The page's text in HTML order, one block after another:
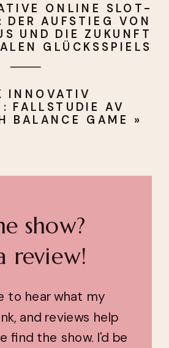
INNOVATIV
FALLSTUDIE AV
BALANCE GAME
»
ONLINE SLOT-
DER AUFSTIEG VON
UND DIE ZUKUNFT
GLÜCKSSPIELS
to hear what my
and reviews help
find the show. I'd be
show?
review!